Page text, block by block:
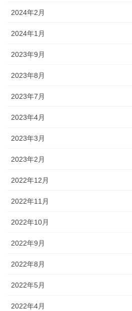
2024年2月
2024年1月
2023年9月
2023年8月
2023年7月
2023年4月
2023年3月
2023年2月
2022年12月
2022年11月
2022年10月
2022年9月
2022年8月
2022年5月
2022年4月